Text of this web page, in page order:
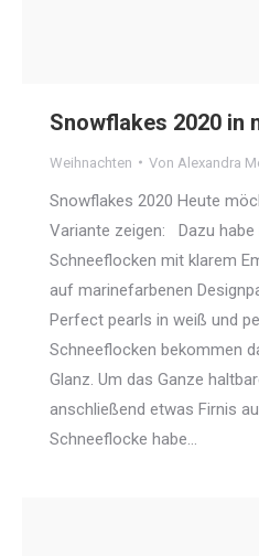
Snowflakes 2020 in
Weihnachten Von Alexandra
Snowflakes 2020 Heute
Variante zeigen: Dazu habe
Schneeflocken mit klarem
auf marinefarbenen
Perfect pearls in weiß und
Schneeflocken bekommen
Glanz. Um das Ganze
anschließend etwas Firnis
Schneeflocke habe…